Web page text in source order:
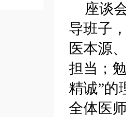
座谈
导班子
医本源
担当；
精诚”的
全体医